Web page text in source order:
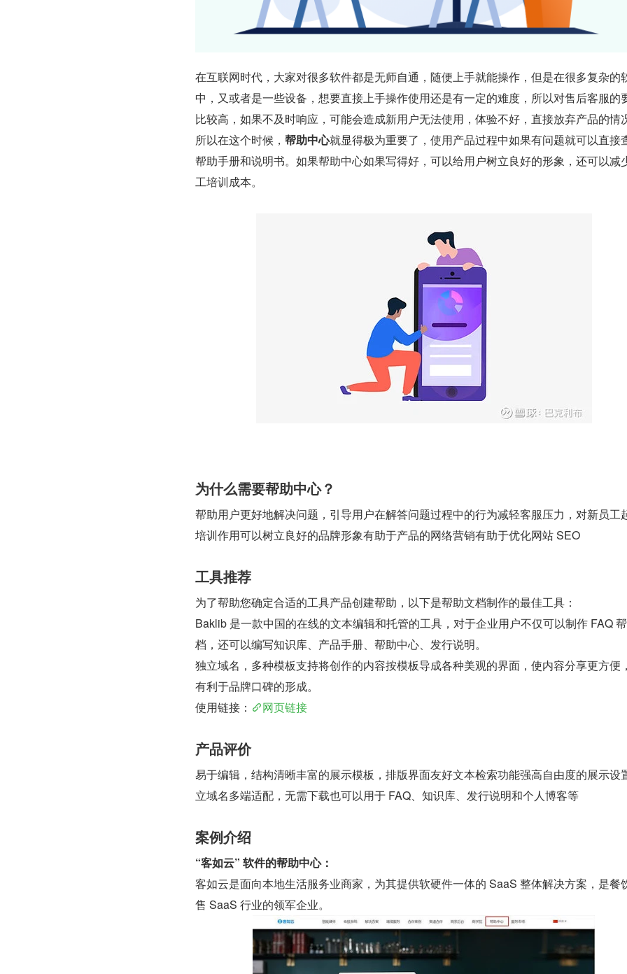
在互联网时代，大家对很多软件都是无师自通，随便上手就能操作，但是在很多复杂的
中，又或者是一些设备，想要直接上手操作使用还是有一定的难度，所以对售后客服的
比较高，如果不及时响应，可能会造成新用户无法使用，体验不好，直接放弃产品的情
所以在这个时候， 帮助中心就显得极为重要了，使用产品过程中如果有问题就可以直接
帮助手册和说明书。如果帮助中心如果写得好，可以给用户树立良好的形象，还可以减
工培训成本。
为什么需要帮助中心？
帮助用户更好地解决问题，引导用户在解答问题过程中的行为减轻客服压力，对新员工
培训作用可以树立良好的品牌形象有助于产品的网络营销有助于优化网站 SEO
工具推荐
为了帮助您确定合适的工具产品创建帮助，以下是帮助文档制作的最佳工具：
Baklib 是一款中国的在线的文本编辑和托管的工具，对于企业用户不仅可以制作 FAQ
档，还可以编写知识库、产品手册、帮助中心、发行说明。
独立域名，多种模板支持将创作的内容按模板导成各种美观的界面，使内容分享更方便
有利于品牌口碑的形成。
使用链接：
网页链接
产品评价
易于编辑，结构清晰丰富的展示模板，排版界面友好文本检索功能强高自由度的展示设
立域名多端适配，无需下载也可以用于 FAQ、知识库、发行说明和个人博客等
案例介绍
“客如云” 软件的帮助中心：
客如云是面向本地生活服务业商家，为其提供软硬件一体的 SaaS 整体解决方案，是餐
售 SaaS 行业的领军企业。